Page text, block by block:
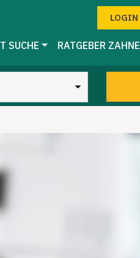
LOGIN
SUCHE RATGEBER